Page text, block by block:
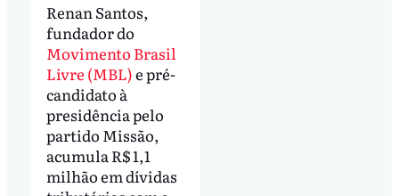
Renan Santos,
fundador do
Movimento Brasil
Livre (MBL)e pré-
candidato à
presidência pelo
partido Missão,
acumula R$ 1,1
milhão em dívidas